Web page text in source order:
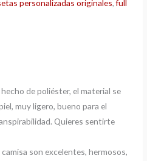
personalizadas originales,full
de poliéster, el material se
muy ligero, bueno para el
Quieres sentirte
son excelentes, hermosos,